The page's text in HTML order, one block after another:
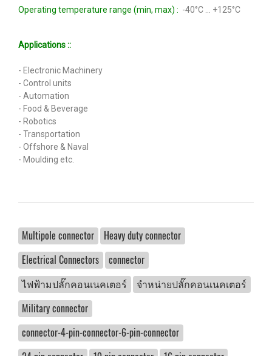
Operating temperature range (min, max) : -40°C … +125°C
Applications ::
- Electronic Machinery
- Control units
- Automation
- Food & Beverage
- Robotics
- Transportation
- Offshore & Naval
- Moulding etc.
Multipole connector
Heavy duty connector
Electrical Connectors
connector
ไฟฟ้ามปลั๊กคอนเนคเตอร์
จำหน่ายปลั๊กคอนเนคเตอร์
Military connector
connector-4-pin-connector-6-pin-connector